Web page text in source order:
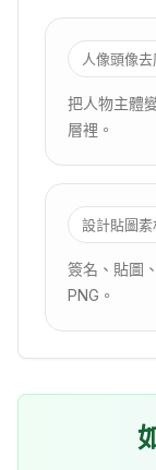
人像頭像去
把人物主體
層裡。
設計貼圖素
簽名、貼圖
PNG。